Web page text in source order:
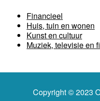
Financieel
Huis, tuin en wonen
Kunst en cultuur
Muziek, televisie en
Copyright © 2023